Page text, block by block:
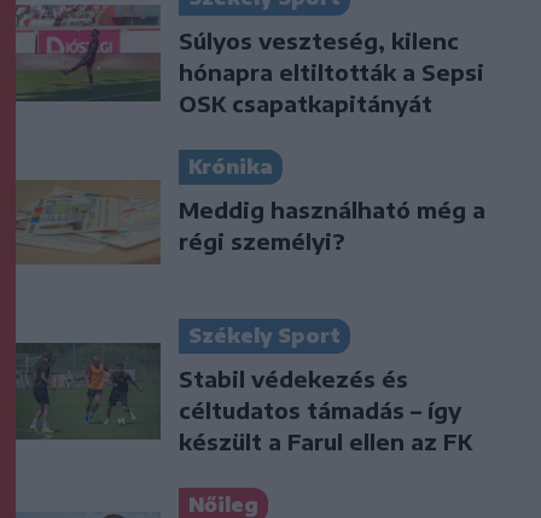
Súlyos veszteség, kilenc
hónapra eltiltották a Sepsi
OSK csapatkapitányát
Krónika
Meddig használható még a
régi személyi?
Székely Sport
Stabil védekezés és
céltudatos támadás – így
készült a Farul ellen az FK
Nőileg